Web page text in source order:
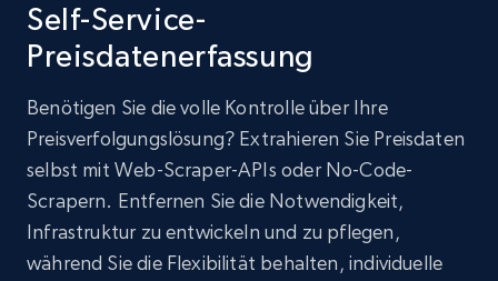
Self-Service-
Preisdatenerfassung
Benötigen Sie die volle Kontrolle über Ihre
Preisverfolgungslösung? Extrahieren Sie Preisdaten
selbst mit Web-Scraper-APIs oder No-Code-
Scrapern. Entfernen Sie die Notwendigkeit,
Infrastruktur zu entwickeln und zu pflegen,
während Sie die Flexibilität behalten, individuelle